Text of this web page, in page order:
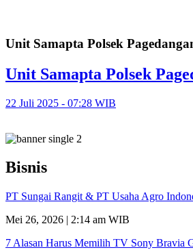
Unit Samapta Polsek
Unit Samapta Polsek
22 Juli 2025 - 07:28 WIB
Bisnis
PT Sungai Rangit & PT Usaha Agro
Mei 26, 2026 | 2:14 am WIB
7 Alasan Harus Memilih TV Sony Bravia